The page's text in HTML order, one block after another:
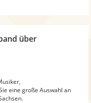
über
eine große Auswahl an